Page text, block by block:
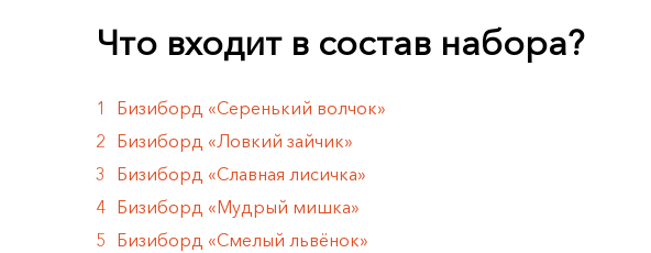
Что входит в состав набора?
Бизиборд «Серенький волчок»
Бизиборд «Ловкий зайчик»
Бизиборд «Славная лисичка»
Бизиборд «Мудрый мишка»
Бизиборд «Смелый львёнок»